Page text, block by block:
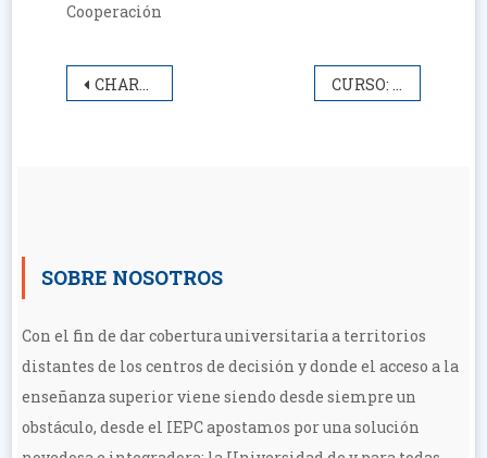
Cooperación
Navegación
CHARLA-PRESENTACIÓN. CURSO: TEOLOGÍA DEL MERCADO, POLÍTICAS DE DESPOJO
SOBRE NOSOTROS
Con el fin de dar cobertura universitaria a territorios
distantes de los centros de decisión y donde el acceso a la
enseñanza superior viene siendo desde siempre un
obstáculo, desde el IEPC apostamos por una solución